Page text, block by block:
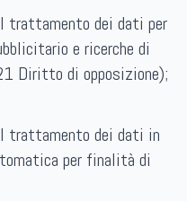
trattamento dei dati per
e ricerche di
Diritto di opposizione);
trattamento dei dati in
per finalità di